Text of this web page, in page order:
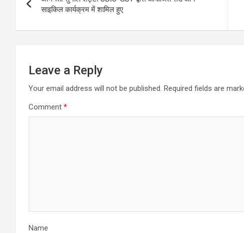
navigation
साइकिल कार्यक्रम में शामिल हुए
Leave a Reply
Your email address will not be published. Required fields are
Comment *
Name